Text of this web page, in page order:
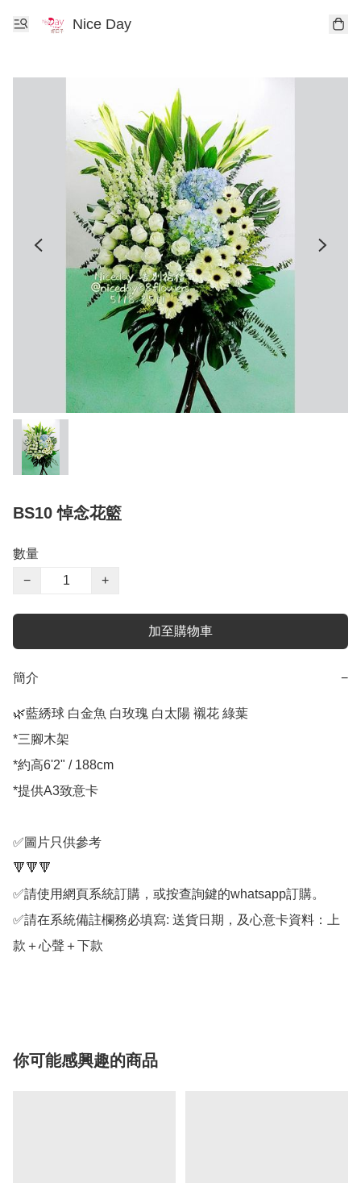
Nice Day
BS10 悼念花籃
數量
−
+
加至購物車
簡介 −
🌿藍綉球 白金魚 白玫瑰 白太陽 襯花 綠葉
*三腳木架
*約高6'2" / 188cm
*提供A3致意卡
✅圖片只供參考
🔻🔻🔻
✅請使用網頁系統訂購，或按查詢鍵的whatsapp訂購。
✅請在系統備註欄務必填寫: 送貨日期，及心意卡資料：上
款＋心聲＋下款
你可能感興趣的商品